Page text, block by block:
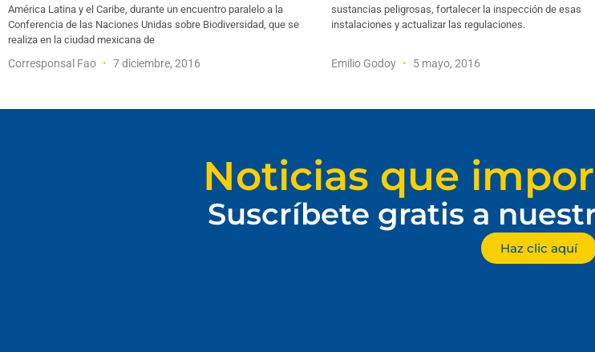
América Latina y el Caribe, durante un encuentro paralelo a la
Conferencia de las Naciones Unidas sobre Biodiversidad, que se
realiza en la ciudad mexicana de
Corresponsal Fao 7 diciembre, 2016
sustancias peligrosas, fortalecer la inspección de esas
instalaciones y actualizar las regulaciones.
Emilio Godoy 5 mayo, 2016
Noticias que
Suscríbete gratis a
Haz clic aquí